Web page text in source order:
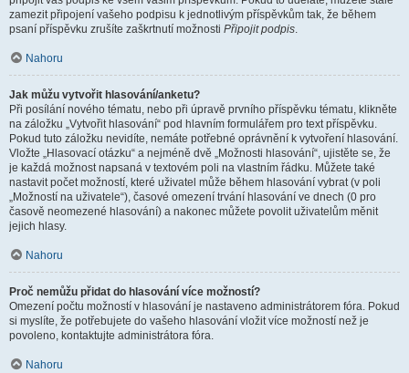
zamezit připojení vašeho podpisu k jednotlivým příspěvkům tak, že během
psaní příspěvku zrušíte zaškrtnutí možnosti Připojit podpis.
Nahoru
Jak můžu vytvořit hlasování/anketu?
Při posílání nového tématu, nebo při úpravě prvního příspěvku tématu, klikněte
na záložku „Vytvořit hlasování“ pod hlavním formulářem pro text příspěvku.
Pokud tuto záložku nevidíte, nemáte potřebné oprávnění k vytvoření hlasování.
Vložte „Hlasovací otázku“ a nejméně dvě „Možnosti hlasování“, ujistěte se, že
je každá možnost napsaná v textovém poli na vlastním řádku. Můžete také
nastavit počet možností, které uživatel může během hlasování vybrat (v poli
„Možností na uživatele“), časové omezení trvání hlasování ve dnech (0 pro
časově neomezené hlasování) a nakonec můžete povolit uživatelům měnit
jejich hlasy.
Nahoru
Proč nemůžu přidat do hlasování více možností?
Omezení počtu možností v hlasování je nastaveno administrátorem fóra. Pokud
si myslíte, že potřebujete do vašeho hlasování vložit více možností než je
povoleno, kontaktujte administrátora fóra.
Nahoru